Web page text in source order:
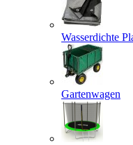
Wasserdichte
Gartenwagen